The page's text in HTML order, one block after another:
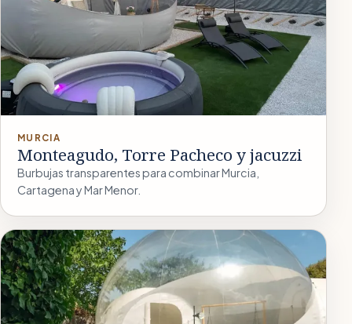
MURCIA
Monteagudo, Torre Pacheco y jacuzzi
Burbujas transparentes para combinar Murcia,
Cartagena y Mar Menor.